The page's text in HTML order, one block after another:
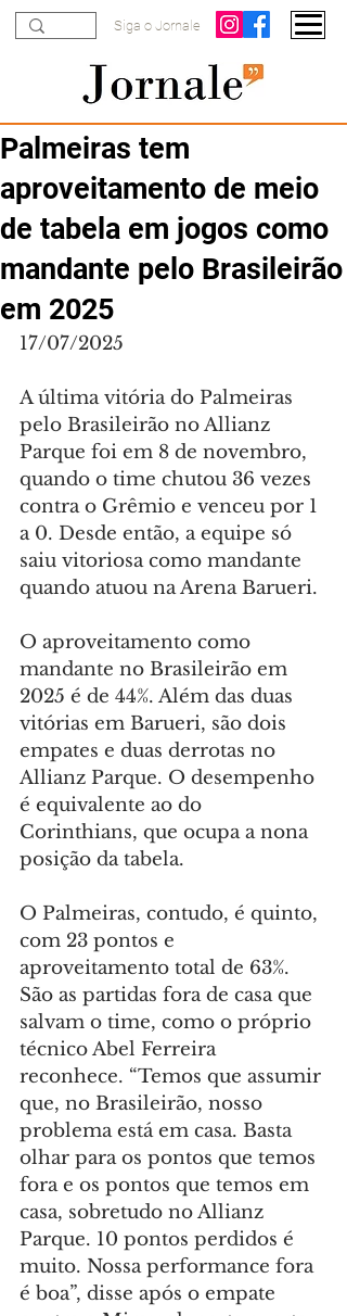
Siga o Jornale
Palmeiras tem
aproveitamento de meio
de tabela em jogos como
mandante pelo Brasileirão
em 2025
17/07/2025
A última vitória do Palmeiras
pelo Brasileirão no Allianz
Parque foi em 8 de novembro,
quando o time chutou 36 vezes
contra o Grêmio e venceu por 1
a 0. Desde então, a equipe só
saiu vitoriosa como mandante
quando atuou na Arena Barueri.
O aproveitamento como
mandante no Brasileirão em
2025 é de 44%. Além das duas
vitórias em Barueri, são dois
empates e duas derrotas no
Allianz Parque. O desempenho
é equivalente ao do
Corinthians, que ocupa a nona
posição da tabela.
O Palmeiras, contudo, é quinto,
com 23 pontos e
aproveitamento total de 63%.
São as partidas fora de casa que
salvam o time, como o próprio
técnico Abel Ferreira
reconhece. “Temos que assumir
que, no Brasileirão, nosso
problema está em casa. Basta
olhar para os pontos que temos
fora e os pontos que temos em
casa, sobretudo no Allianz
Parque. 10 pontos perdidos é
muito. Nossa performance fora
é boa”, disse após o empate